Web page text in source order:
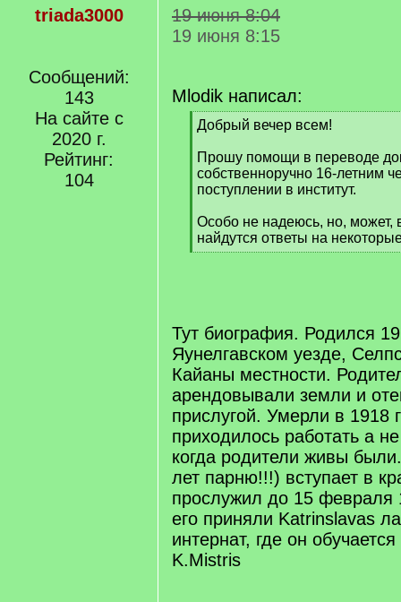
triada3000
Сообщений:
143
На сайте с
2020 г.
Рейтинг:
104
19 июня 8:04
19 июня 8:15
Mlodik написал:
[
]
Добрый вечер всем!
Прошу помощи в переводе
собственноручно 16-летним
поступлении в институт.
Особо не надеюсь, но, может,
найдутся ответы на
[
Тут биография. Родился
Яунелгавском уезде,
Кайаны местности.
арендовывали земли и
прислугой. Умерли в 1918
приходилось работать а
когда родители живы
лет парню!!!) вступает в
прослужил до 15 февраля
его приняли Katrinslavas
интернат, где он
K.Mistris